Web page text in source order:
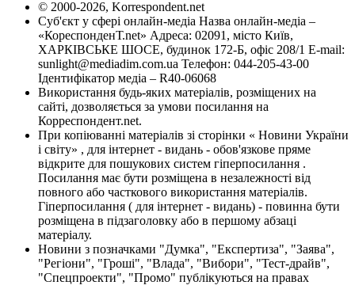
© 2000-2026, Korrespondent.net
Суб'єкт у сфері онлайн-медіа Назва онлайн-медіа –
«КореспонденТ.net» Адреса: 02091, місто Київ,
ХАРКІВСЬКЕ ШОСЕ, будинок 172-Б, офіс 208/1 E-mail:
sunlight@mediadim.com.ua Телефон: 044-205-43-00
Ідентифікатор медіа – R40-06068
Використання будь-яких матеріалів, розміщених на
сайті, дозволяється за умови посилання на
Корреспондент.net.
При копіюванні матеріалів зі сторінки « Новини України
і світу» , для інтернет - видань - обов'язкове пряме
відкрите для пошукових систем гіперпосилання .
Посилання має бути розміщена в незалежності від
повного або часткового використання матеріалів.
Гіперпосилання ( для інтернет - видань) - повинна бути
розміщена в підзаголовку або в першому абзаці
матеріалу.
Новини з позначками "Думка", "Експертиза", "Заява",
"Регіони", "Гроші", "Влада", "Вибори", "Тест-драйв",
"Спецпроекти", "Промо" публікуються на правах